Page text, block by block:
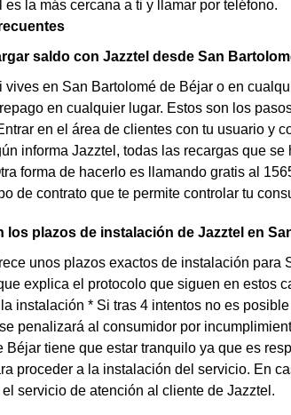
es la más cercana a ti y llamar por teléfono.
saldo con Jazztel desde San
vives en San Bartolomé de Béjar o en
en cualquier lugar. Estos son los
en el área de clientes con tu usuario y
informa Jazztel, todas las recargas que
forma de hacerlo es llamando gratis al
de contrato que te permite controlar tu
los plazos de instalación de Jazztel en
unos plazos exactos de instalación
explica el protocolo que siguen en estos
instalación * Si tras 4 intentos no es
penalizará al consumidor por
Béjar tiene que estar tranquilo ya que es
proceder a la instalación del servicio. En
servicio de atención al cliente de Jazztel.